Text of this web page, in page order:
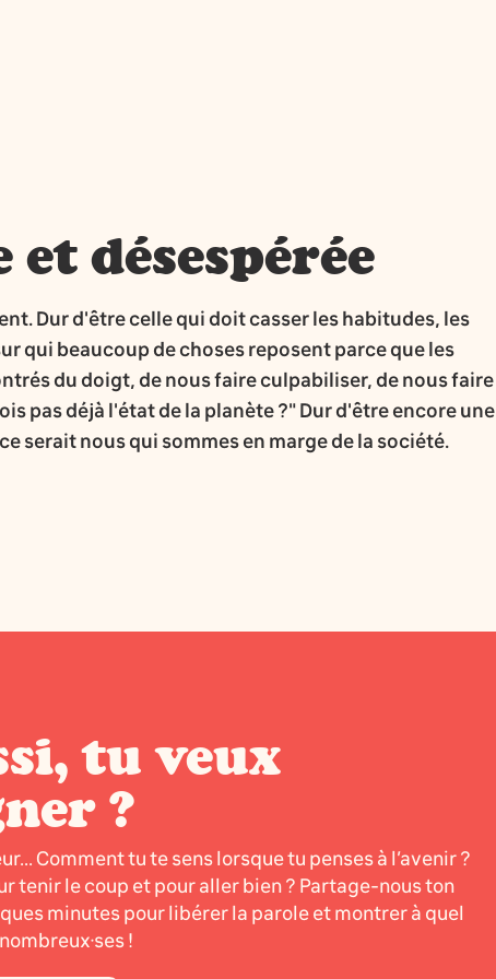
et désespérée
Dur d'être celle qui doit casser les habitudes, les
qui beaucoup de choses reposent parce que les
du doigt, de nous faire culpabiliser, de nous faire
pas déjà l'état de la planète ?" Dur d'être encore une
serait nous qui sommes en marge de la société.
tu veux
?
Comment tu te sens lorsque tu penses à l’avenir ?
tenir le coup et pour aller bien ? Partage-nous ton
minutes pour libérer la parole et montrer à quel
!